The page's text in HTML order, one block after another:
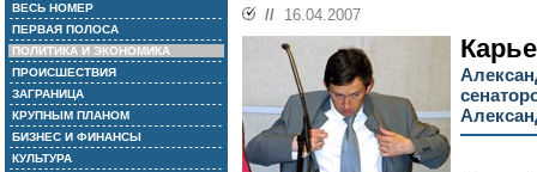
ВЕСЬ НОМЕР
ПЕРВАЯ ПОЛОСА
ПОЛИТИКА И ЭКОНОМИКА
ПРОИСШЕСТВИЯ
ЗАГРАНИЦА
КРУПНЫМ ПЛАНОМ
БИЗНЕС И ФИНАНСЫ
КУЛЬТУРА
// 16.04.2007